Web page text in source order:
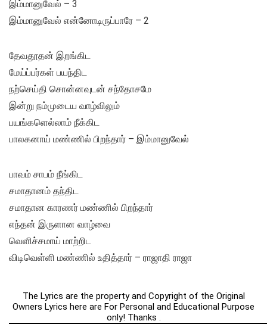
இம்மானுவேல் – 3
இம்மானுவேல் என்னோடிருப்பாரே – 2
தேவதூதன் இறங்கிட
மேய்ப்பர்கள் பயந்திட
நற்செய்தி சொன்னவுடன் சந்தோசமே
இன்று நம்முடைய வாழ்விலும்
பயங்களெல்லாம் நீக்கிட
பாலகனாய் மண்ணில் பிறந்தார் – இம்மானுவேல்
பாவம் சாபம் நீங்கிட
சமாதானம் தந்திட
சமாதான காரணர் மண்ணில் பிறந்தார்
எந்தன் இருளான வாழ்வை
வெளிச்சமாய் மாற்றிட
விடிவெள்ளி மண்ணில் உதித்தார் – ராஜாதி ராஜா
The Lyrics are the property and Copyright of the Original
Owners Lyrics here are For Personal and Educational Purpose
only! Thanks .